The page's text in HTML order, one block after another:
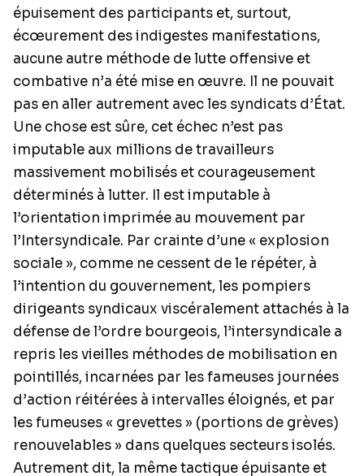
épuisement des participants et, surtout,
écœurement des indigestes manifestations,
aucune autre méthode de lutte offensive et
combative n’a été mise en œuvre. Il ne pouvait
pas en aller autrement avec les syndicats d’État.
Une chose est sûre, cet échec n’est pas
imputable aux millions de travailleurs
massivement mobilisés et courageusement
déterminés à lutter. Il est imputable à
l’orientation imprimée au mouvement par
l’Intersyndicale. Par crainte d’une « explosion
sociale », comme ne cessent de le répéter, à
l’intention du gouvernement, les pompiers
dirigeants syndicaux viscéralement attachés à la
défense de l’ordre bourgeois, l’intersyndicale a
repris les vieilles méthodes de mobilisation en
pointillés, incarnées par les fameuses journées
d’action réitérées à intervalles éloignés, et par
les fumeuses « grevettes » (portions de grèves)
renouvelables » dans quelques secteurs isolés.
Autrement dit, la même tactique épuisante et